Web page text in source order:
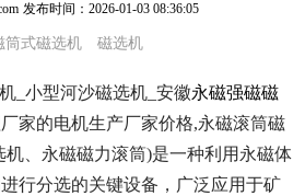
发布时间： 2026-01-03 08:36:05
筒式磁选机 磁选机
_小型河沙磁选机_安徽永磁强磁磁
家的电机生产厂家价格,永磁滚筒磁
、永磁磁力滚筒)是一种利用永磁体
行分选的关键设备，广泛应用于矿